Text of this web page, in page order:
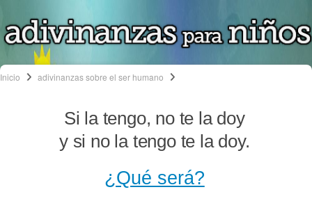
Inicio adivinanzas sobre el ser humano
Si la tengo, no te la doy
y si no la tengo te la doy.
¿Qué será?